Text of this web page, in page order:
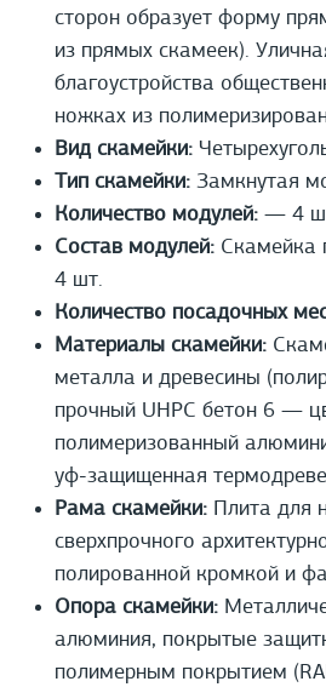
сторон образует форму
из прямых скамеек).
благоустройства
ножках из
Вид скамейки:
Тип скамейки: Замкнутая
Количество модулей: — 4
Состав модулей: Скамейка
4 шт.
Количество посадочных
Материалы скамейки:
металла и древесины
прочный UHPС бетон 6 —
полимеризованный
уф-защищенная
Рама скамейки: Плита для
сверхпрочного
полированной кромкой и
Опора скамейки:
алюминия, покрытые
полимерным покрытием